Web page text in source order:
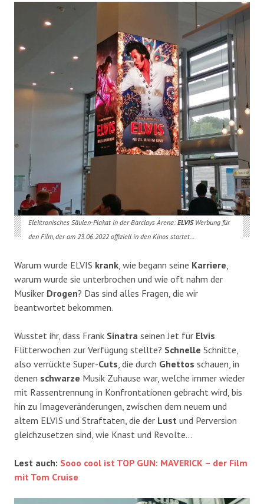
Elektronisches Säulen-Plakat in der Barclays Arena:ELVISWerbung für
den Film, der am 23.06.2022 offiziell in den Kinos startet…
Warum wurde ELVIS krank, wie begann seine Karriere,
warum wurde sie unterbrochen und wie oft nahm der
Musiker Drogen? Das sind alles Fragen, die wir
beantwortet bekommen.
Wusstet ihr, dass Frank Sinatra seinen Jet für Elvis
Flitterwochen zur Verfügung stellte? Schnelle Schnitte,
also verrückte Super-Cuts, die durch Ghettos schauen, in
denen schwarze Musik Zuhause war, welche immer wieder
mit Rassentrennung in Konfrontationen gebracht wird, bis
hin zu Imageveränderungen, zwischen dem neuem und
altem ELVIS und Straftaten, die der Lust und Perversion
gleichzusetzen sind, wie Knast und Revolte…
Lest auch: Sooo cool ist TOP GUN: MAVERICK – der Film
mit Tom Cruise